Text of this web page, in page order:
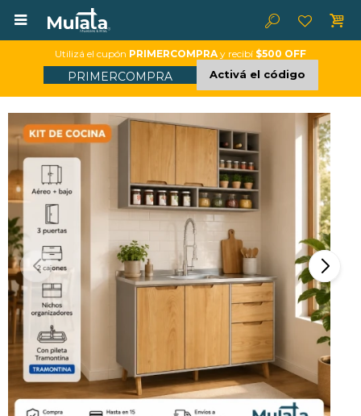

Utilizá el cupón PRIMERCOMPRA y recibí $500 OFF
PRIMERCOMPRA Activá el código